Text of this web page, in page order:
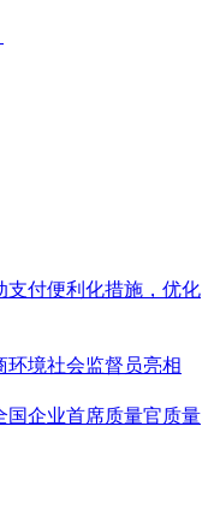
支付便利化措施，优化
环境社会监督员亮相
国企业首席质量官质量